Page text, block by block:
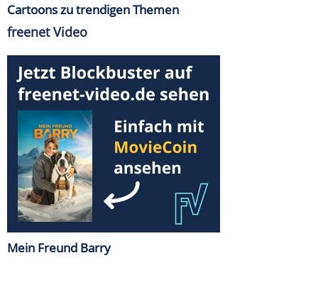
Cartoons zu trendigen Themen
freenet Video
Mein Freund Barry